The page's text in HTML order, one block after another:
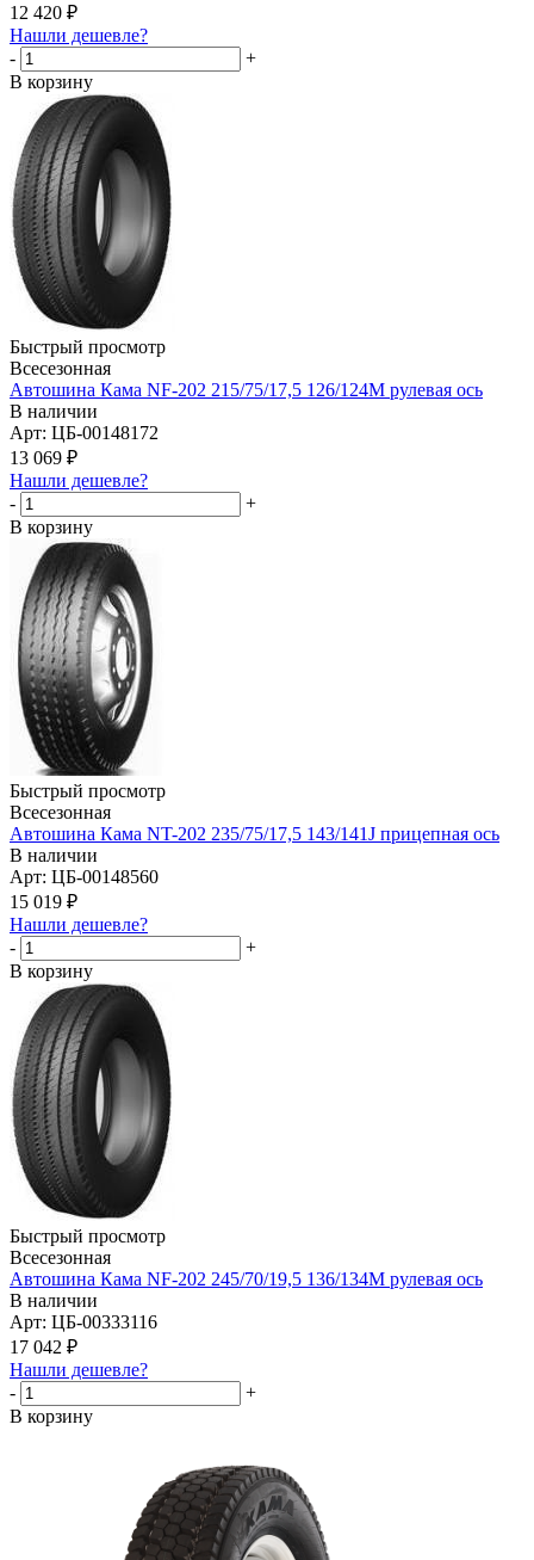
12 420 ₽
Нашли дешевле?
-
+
В корзину
Быстрый просмотр
Всесезонная
Автошина Кама NF-202 215/75/17,5 126/124M рулевая ось
В наличии
Арт: ЦБ-00148172
13 069 ₽
Нашли дешевле?
-
+
В корзину
Быстрый просмотр
Всесезонная
Автошина Кама NT-202 235/75/17,5 143/141J прицепная ось
В наличии
Арт: ЦБ-00148560
15 019 ₽
Нашли дешевле?
-
+
В корзину
Быстрый просмотр
Всесезонная
Автошина Кама NF-202 245/70/19,5 136/134M рулевая ось
В наличии
Арт: ЦБ-00333116
17 042 ₽
Нашли дешевле?
-
+
В корзину